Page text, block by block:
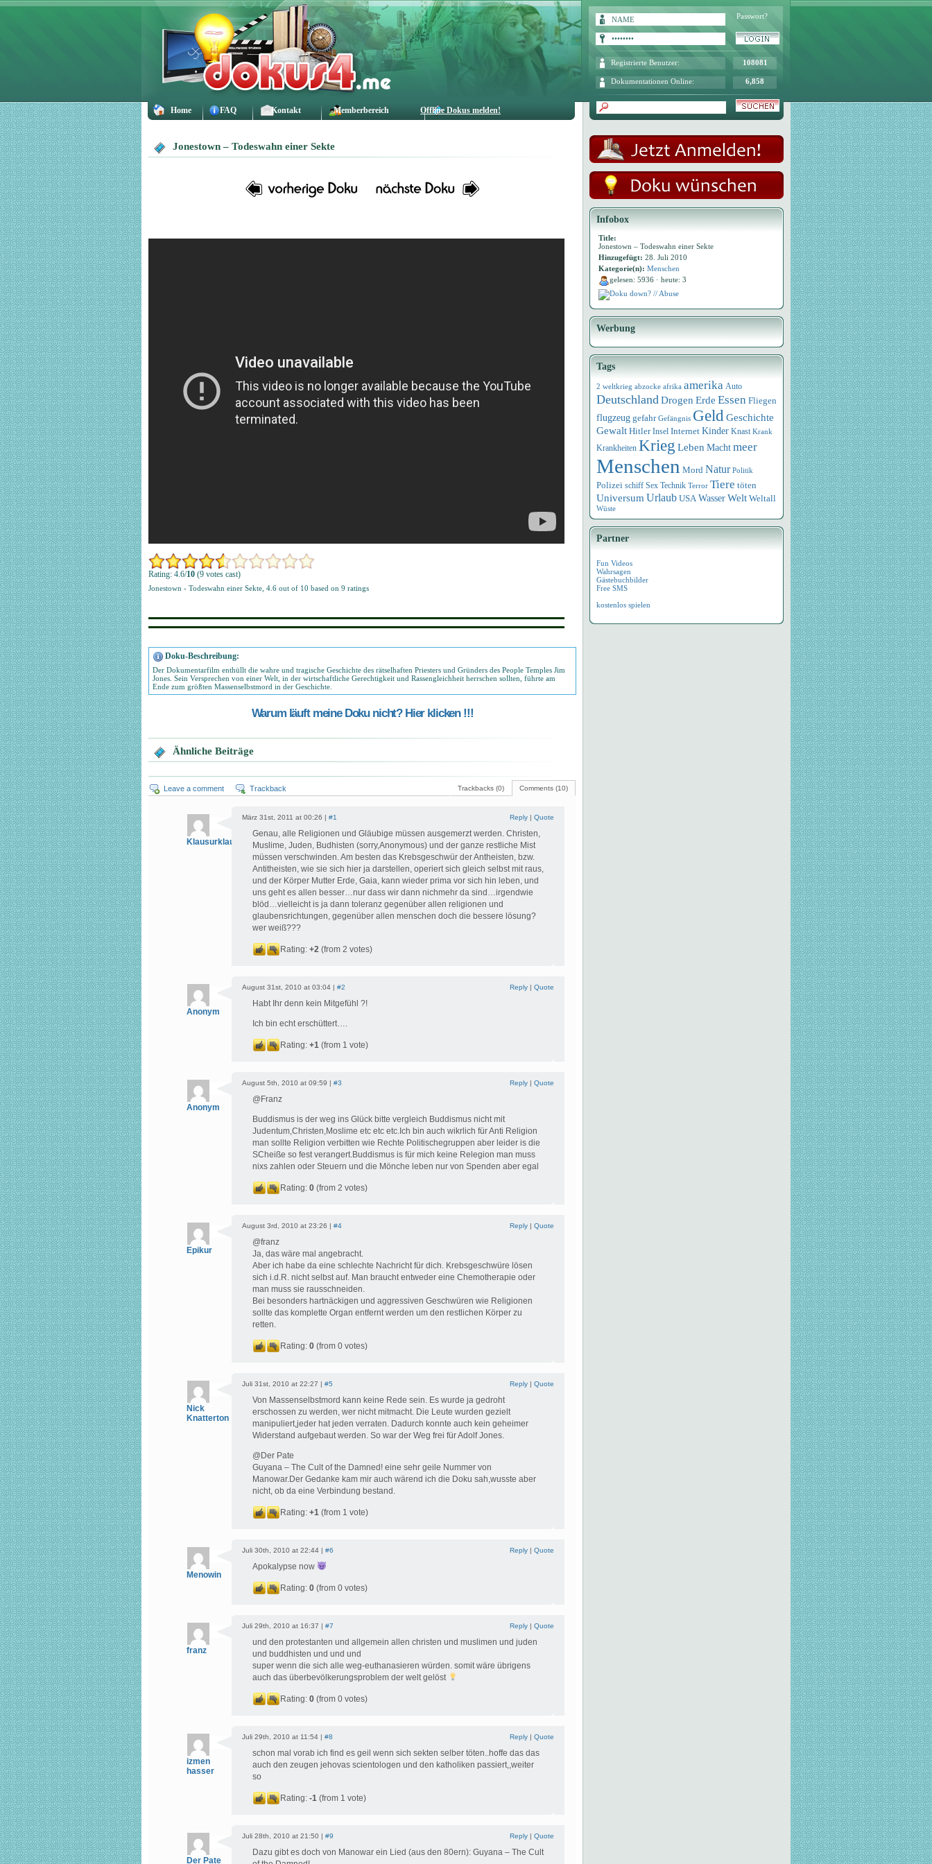
Home FAQ Kontakt Memberbereich Offline Dokus melden!
Passwort?
Registrierte Benutzer: 108081
Dokumentationen Online: 6,858
Jonestown – Todeswahn einer Sekte
Rating: 4.6/10 (9 votes cast)
Jonestown - Todeswahn einer Sekte 4.6 out of 10 based on 9 ratings
Doku-Beschreibung:
Der Dokumentarfilm enthüllt die wahre und tragische Geschichte des rätselhaften Priesters und Gründers des People Temples Jim
Jones. Sein Versprechen von einer Welt, in der wirtschaftliche Gerechtigkeit und Rassengleichheit herrschen sollten, führte am
Ende zum größten Massenselbstmord in der Geschichte.
Warum läuft meine Doku nicht? Hier klicken !!!
Ähnliche Beiträge
Comments (10)
Trackbacks (0)
Leave a comment Trackback
Klausurklaus
März 31st, 2011 at 00:26 | #1 Reply | Quote
Genau, alle Religionen und Gläubige müssen ausgemerzt werden. Christen,
Muslime, Juden, Budhisten (sorry,Anonymous) und der ganze restliche Mist
müssen verschwinden. Am besten das Krebsgeschwür der Antheisten, bzw.
Antitheisten, wie sie sich hier ja darstellen, operiert sich gleich selbst mit raus,
und der Körper Mutter Erde, Gaia, kann wieder prima vor sich hin leben, und
uns geht es allen besser…nur dass wir dann nichmehr da sind…irgendwie
blöd…vielleicht is ja dann toleranz gegenüber allen religionen und
glaubensrichtungen, gegenüber allen menschen doch die bessere lösung?
wer weiß???
Rating: +2 (from 2 votes)
Anonym
August 31st, 2010 at 03:04 | #2 Reply | Quote
Habt Ihr denn kein Mitgefühl ?!
Ich bin echt erschüttert….
Rating: +1 (from 1 vote)
Anonym
August 5th, 2010 at 09:59 | #3 Reply | Quote
@Franz
Buddismus is der weg ins Glück bitte vergleich Buddismus nicht mit
Judentum,Christen,Moslime etc etc etc.Ich bin auch wikrlich für Anti Religion
man sollte Religion verbitten wie Rechte Politischegruppen aber leider is die
SCheiße so fest verangert.Buddismus is für mich keine Relegion man muss
nixs zahlen oder Steuern und die Mönche leben nur von Spenden aber egal
Rating: 0 (from 2 votes)
Epikur
August 3rd, 2010 at 23:26 | #4 Reply | Quote
@franz
Ja, das wäre mal angebracht.
Aber ich habe da eine schlechte Nachricht für dich. Krebsgeschwüre lösen
sich i.d.R. nicht selbst auf. Man braucht entweder eine Chemotherapie oder
man muss sie rausschneiden.
Bei besonders hartnäckigen und aggressiven Geschwüren wie Religionen
sollte das komplette Organ entfernt werden um den restlichen Körper zu
retten.
Rating: 0 (from 0 votes)
Nick
Knatterton
Juli 31st, 2010 at 22:27 | #5 Reply | Quote
Von Massenselbstmord kann keine Rede sein. Es wurde ja gedroht
erschossen zu werden, wer nicht mitmacht. Die Leute wurden gezielt
manipuliert,jeder hat jeden verraten. Dadurch konnte auch kein geheimer
Widerstand aufgebaut werden. So war der Weg frei für Adolf Jones.
@Der Pate
Guyana – The Cult of the Damned! eine sehr geile Nummer von
Manowar.Der Gedanke kam mir auch wärend ich die Doku sah,wusste aber
nicht, ob da eine Verbindung bestand.
Rating: +1 (from 1 vote)
Menowin
Juli 30th, 2010 at 22:44 | #6 Reply | Quote
Apokalypse now
Rating: 0 (from 0 votes)
franz
Juli 29th, 2010 at 16:37 | #7 Reply | Quote
und den protestanten und allgemein allen christen und muslimen und juden
und buddhisten und und und
super wenn die sich alle weg-euthanasieren würden. somit wäre übrigens
auch das überbevölkerungsproblem der welt gelöst
Rating: 0 (from 0 votes)
izmen
hasser
Juli 29th, 2010 at 11:54 | #8 Reply | Quote
schon mal vorab ich find es geil wenn sich sekten selber töten..hoffe das das
auch den zeugen jehovas scientologen und den katholiken passiert,,weiter
so
Rating: -1 (from 1 vote)
Der Pate
Juli 28th, 2010 at 21:50 | #9 Reply | Quote
Dazu gibt es doch von Manowar ein Lied (aus den 80ern): Guyana – The Cult
Infobox
Title:
Jonestown – Todeswahn einer Sekte
Hinzugefügt: 28. Juli 2010
Kategorie(n): Menschen
gelesen: 5936 · heute: 3
Doku down? // Abuse
Werbung
Tags
2 weltkrieg abzocke afrika amerika Auto
DeutschlandDrogen Erde Essen Fliegen
flugzeug gefahr Gefängnis GeldGeschichte
Gewalt Hitler Insel Internet Kinder Knast Krank
Krankheiten Krieg Leben Macht meer
Menschen Mord Natur Politik
Polizei schiff Sex Technik Terror Tiere töten
Universum Urlaub USA WasserWelt Weltall
Wüste
Partner
Fun Videos
Wahrsagen
Gästebuchbilder
Free SMS
kostenlos spielen